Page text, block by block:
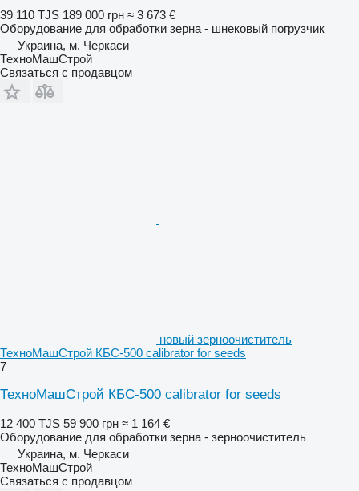
39 110 TJS 189 000 грн ≈ 3 673 €
Оборудование для обработки зерна - шнековый погрузчик
Украина, м. Черкаси
ТехноМашСтрой
Связаться с продавцом
новый зерноочиститель
ТехноМашСтрой КБС-500 calibrator for seeds
7
ТехноМашСтрой КБС-500 calibrator for seeds
12 400 TJS 59 900 грн ≈ 1 164 €
Оборудование для обработки зерна - зерноочиститель
Украина, м. Черкаси
ТехноМашСтрой
Связаться с продавцом